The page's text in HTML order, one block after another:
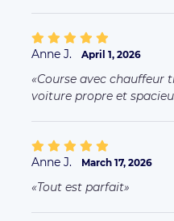
Anne J. April 1, 2026
Course avec chauffeur
voiture propre et
Anne J. March 17, 2026
Tout est parfait